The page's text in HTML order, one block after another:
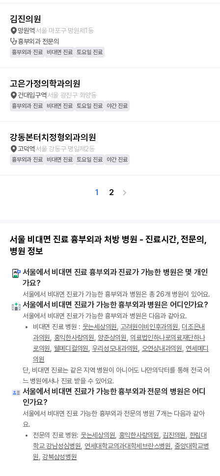
김진의원
망원역서울 마포구 망원제1동
흉부외과전문의
흉부외과 진료 비대면 진료 토요일 진료
고은가정의학과의원
건대입구역서울 광진구 화양동
흉부외과 진료 비대면 진료 토요일 진료 야간 진료
강동본터치정형외과의원
고덕역서울 강동구 명일제2동
흉부외과 진료 비대면 진료 토요일 진료 야간 진료
1 2
서울 비대면 진료 흉부외과 처방 병원 - 진료시간, 전문의,
병원 정보
서울에서 비대면 진료 흉부외과 진료가 가능한 병원은 몇 개인
가요?
서울에서 비대면 진료가 가능한 흉부외과 병원은 총 26개 병원이 있어요.
서울에서 비대면 진료가 가능한 흉부외과 병원은 어디인가요?
서울에서 비대면 진료가 가능한 흉부외과 병원은 다음과 같아요.
비대면 진료 병원 : 웃는세상의원 고려원이비인후과의원
더조은내
과의원
홍익한사랑의원 양준상의원 ,의료법인하나로의료재단하나
로의원
웰메디컬의원 우리성모내과의원 오연상내과의원
연세메디
의원
단, 비대면 진료는 같은 지역 병원이 아니어도 나만의닥터를 통해 전국 어
느 병원에서나 진료 받을 수 있어요.
서울에서 비대면 진료가 가능한 흉부외과 전문의 병원은 어디
인가요?
서울에서 비대면 진료 가능한 흉부외과 전문의 병원 7개는 다음과 같아
요.
전문의 진료 병원: 웃는세상의원 홍익한사랑의원 김진의원
한림대
학교 강남성심병원
연세대학교의과대학세브란스병원
중앙대학교병
원 ,강북삼성병원